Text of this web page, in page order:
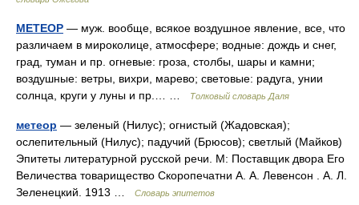
МЕТЕОР — муж. вообще, всякое воздушное явление, все, что
различаем в мироколице, атмосфере; водные: дождь и снег,
град, туман и пр. огневые: гроза, столбы, шары и камни;
воздушные: ветры, вихри, марево; световые: радуга, унии
солнца, круги у луны и пр.… …
Толковый словарь Даля
метеор — зеленый (Нилус); огнистый (Жадовская);
ослепительный (Нилус); падучий (Брюсов); светлый (Майков)
Эпитеты литературной русской речи. М: Поставщик двора Его
Величества товарищество Скоропечатни А. А. Левенсон . А. Л.
Зеленецкий. 1913 …
Словарь эпитетов